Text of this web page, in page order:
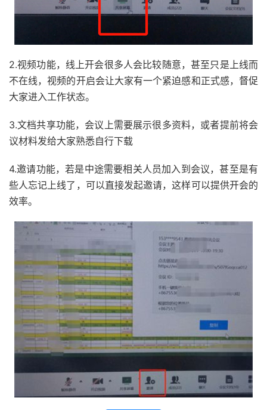
2.视频功能，线上开会很多人会比较随意，甚至只是上线而
不在线，视频的开启会让大家有一个紧迫感和正式感，督促
大家进入工作状态。
3.文档共享功能，会议上需要展示很多资料，或者提前将会
议材料发给大家熟悉自行下载
4.邀请功能，若是中途需要相关人员加入到会议，甚至是有
些人忘记上线了，可以直接发起邀请，这样可以提供开会的
效率。